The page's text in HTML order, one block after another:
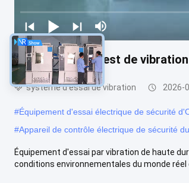
Équipement de test de
système d'essai de vibration 2026-
#Équipement d'essai électrique de sécurité
#Appareil de contrôle électrique de sécurité
Équipement d'essai par vibration de haute
conditions environnementales du monde